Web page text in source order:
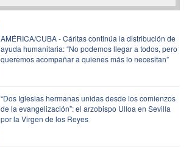
AMÉRICA/CUBA - Cáritas continúa la distribución de
ayuda humanitaria: “No podemos llegar a todos, pero
queremos acompañar a quienes más lo necesitan”
“Dos Iglesias hermanas unidas desde los comienzos
de la evangelización”: el arzobispo Ulloa en Sevilla
por la Virgen de los Reyes